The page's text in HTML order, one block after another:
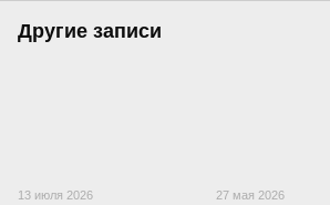
Другие записи
13 июля 2026 27 мая 2026